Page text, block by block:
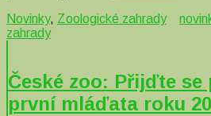
Novinky, Zoologické zahrady
zahrady
České zoo: Přijďte se
první mláďata roku